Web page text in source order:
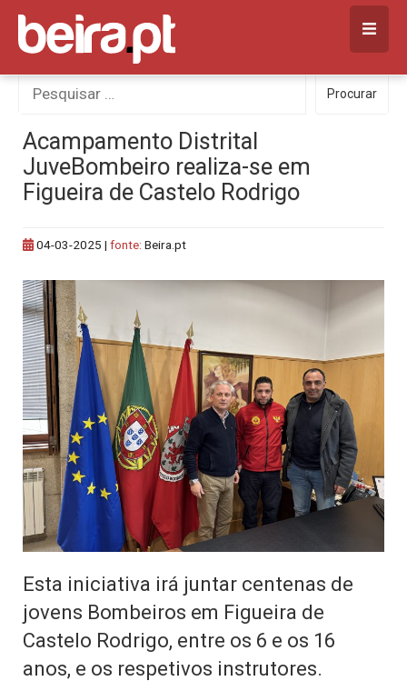
Skip
content
Procurar
por:
Procurar
Acampamento Distrital
JuveBombeiro realiza-se em
Figueira de Castelo Rodrigo
04-03-2025 | fonte: Beira.pt
Esta iniciativa irá juntar centenas de
jovens Bombeiros em Figueira de
Castelo Rodrigo, entre os 6 e os 16
anos, e os respetivos instrutores.